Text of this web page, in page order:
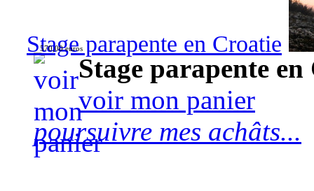
Stage parapente en Croatie
570,00 euros
Stage parapente
voir mon panier
poursuivre mes achâts...